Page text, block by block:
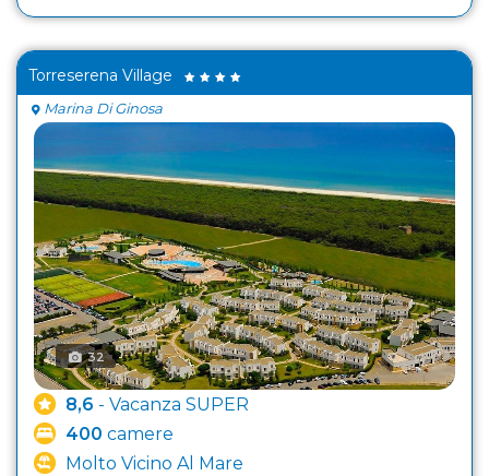
Torreserena Village
Marina Di Ginosa
32
8,6 - Vacanza SUPER
400 camere
Molto Vicino Al Mare